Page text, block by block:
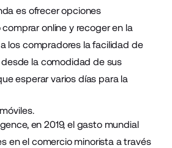
es ofrecer opciones
online y recoger en la
los compradores la facilidad de
la comodidad de sus
esperar varios días para la
en 2019, el gasto mundial
en el comercio minorista a través